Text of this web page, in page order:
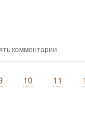
комментарии
Page
10 Page
11